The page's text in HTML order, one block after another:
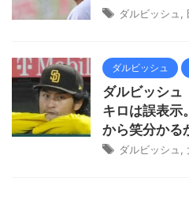
ダルビッシュ
ダルビッシュ
ダルビッシュ
キロは誤表示
から笑分か
ダルビッシュ